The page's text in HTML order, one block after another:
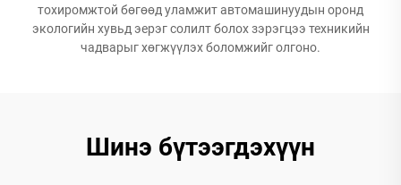
тохиромжтой бөгөөд уламжит автомашинуудын оронд
экологийн хувьд эерэг солилт болох зэрэгцээ техникийн
чадварыг хөгжүүлэх боломжийг олгоно.
Шинэ бүтээгдэхүүн